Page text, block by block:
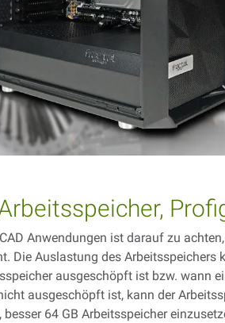
Anwendungen ist darauf zu
Die Auslastung des
ausgeschöpft ist bzw. wann
ausgeschöpft ist, kann der
64 GB Arbeitsspeicher